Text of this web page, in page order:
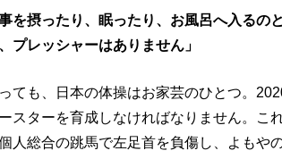
を摂ったり、眠ったり、お風呂へ入るの
プレッシャーはありません」
ても、日本の体操はお家芸のひとつ。
スターを育成しなければなりません。こ
人総合の跳馬で左足首を負傷し、よもや